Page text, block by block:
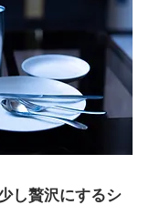
し贅沢にするシ